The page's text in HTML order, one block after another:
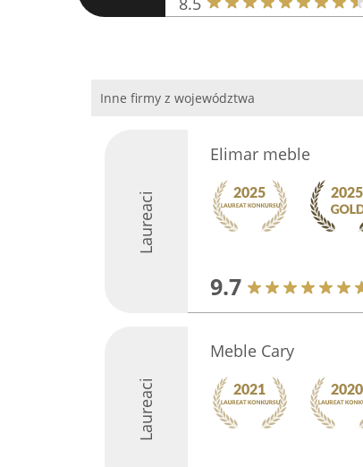
Inne firmy z województwa
Laureaci
Elimar meble
9.7
Laureaci
Meble Cary